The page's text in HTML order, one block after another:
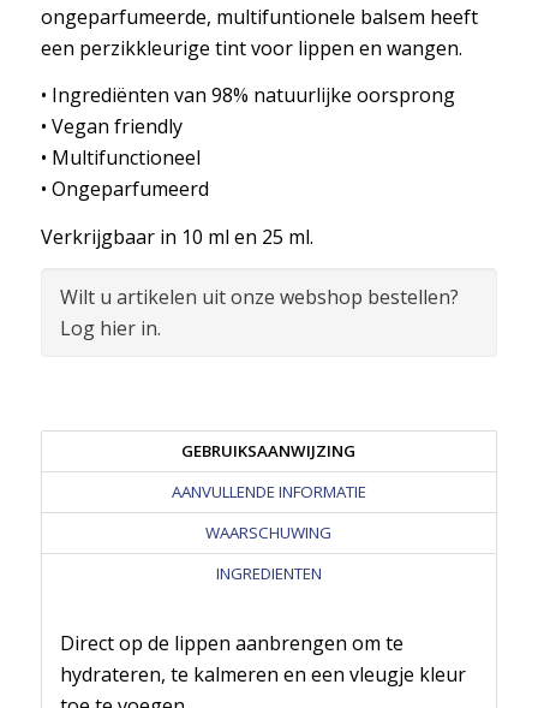
ongeparfumeerde, multifuntionele balsem heeft
een perzikkleurige tint voor lippen en wangen.
• Ingrediënten van 98% natuurlijke oorsprong
• Vegan friendly
• Multifunctioneel
• Ongeparfumeerd
Verkrijgbaar in 10 ml en 25 ml.
Wilt u artikelen uit onze webshop bestellen?
Log hier in.
GEBRUIKSAANWIJZING
AANVULLENDE INFORMATIE
WAARSCHUWING
INGREDIENTEN
Direct op de lippen aanbrengen om te
hydrateren, te kalmeren en een vleugje kleur